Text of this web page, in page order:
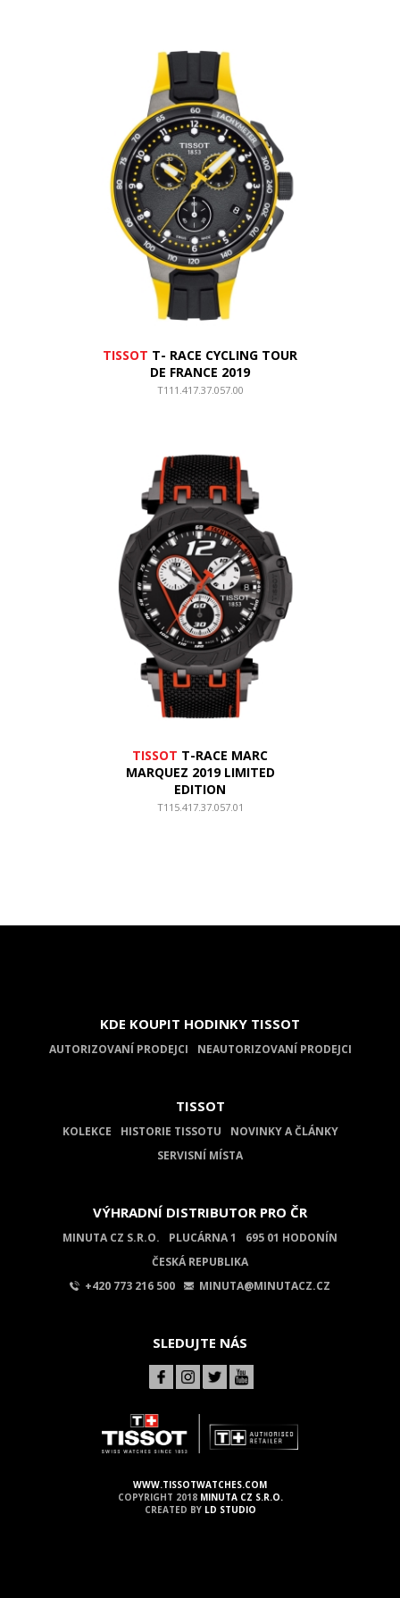
TISSOT T- RACE CYCLING TOUR
DE FRANCE 2019
T111.417.37.057.00
TISSOT T-RACE MARC
MARQUEZ 2019 LIMITED
EDITION
T115.417.37.057.01
KDE KOUPIT HODINKY TISSOT
AUTORIZOVANÍ PRODEJCI NEAUTORIZOVANÍ PRODEJCI
TISSOT
KOLEKCE HISTORIE TISSOTU
NOVINKY A ČLÁNKY
SERVISNÍ MÍSTA
VÝHRADNÍ DISTRIBUTOR PRO ČR
MINUTA CZ S.R.O. PLUCÁRNA 1
695 01 HODONÍN
ČESKÁ REPUBLIKA
+420 773 216 500
MINUTA@MINUTACZ.CZ
SLEDUJTE NÁS
WWW.TISSOTWATCHES.COM
COPYRIGHT 2018 MINUTA CZ S.R.O.
CREATED BY LD STUDIO